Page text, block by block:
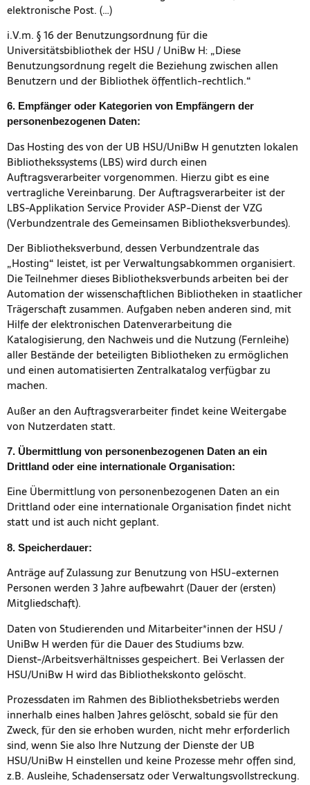
elektronische Post. (…)
i.V.m. § 16 der Benutzungsordnung für die
Universitätsbibliothek der HSU / UniBw H: „Diese
Benutzungsordnung regelt die Beziehung zwischen allen
Benutzern und der Bibliothek öffentlich-rechtlich.“
6. Empfänger oder Kategorien von Empfängern der
personenbezogenen Daten:
Das Hosting des von der UB HSU/UniBw H genutzten lokalen
Bibliothekssystems (LBS) wird durch einen
Auftragsverarbeiter vorgenommen. Hierzu gibt es eine
vertragliche Vereinbarung. Der Auftragsverarbeiter ist der
LBS-Applikation Service Provider ASP-Dienst der VZG
(Verbundzentrale des Gemein­samen Bibliotheksverbundes).
Der Bibliotheksverbund, dessen Verbundzentrale das
„Hosting“ leistet, ist per Verwal­tungsabkommen organisiert.
Die Teilnehmer dieses Bibliotheksverbunds arbeiten bei der
Automation der wissenschaftlichen Bibliotheken in staatlicher
Trägerschaft zusammen. Aufgaben neben anderen sind, mit
Hilfe der elektronischen Datenverarbeitung die
Katalogisierung, den Nachweis und die Nutzung (Fernleihe)
aller Bestände der beteiligten Bibliotheken zu ermöglichen
und einen automatisierten Zentralkatalog verfügbar zu
machen.
Außer an den Auftragsverarbeiter findet keine Weitergabe
von Nutzerdaten statt.
7. Übermittlung von personenbezogenen Daten an ein
Drittland oder eine internationale Organisation:
Eine Übermittlung von personenbezogenen Daten an ein
Drittland oder eine internationale Organisation findet nicht
statt und ist auch nicht geplant.
8. Speicherdauer:
Anträge auf Zulassung zur Benutzung von HSU-externen
Personen werden 3 Jahre aufbewahrt (Dauer der (ersten)
Mitgliedschaft).
Daten von Studierenden und Mitarbeiter*innen der HSU /
UniBw H werden für die Dauer des Studiums bzw.
Dienst-/Arbeitsverhältnisses gespeichert. Bei Verlassen der
HSU/UniBw H wird das Bibliothekskonto gelöscht.
Prozessdaten im Rahmen des Bibliotheksbetriebs werden
innerhalb eines halben Jahres gelöscht, sobald sie für den
Zweck, für den sie erhoben wurden, nicht mehr erforderlich
sind, wenn Sie also Ihre Nutzung der Dienste der UB
HSU/UniBw H einstellen und keine Prozesse mehr offen sind,
z.B. Ausleihe, Schadensersatz oder Verwaltungs­vollstreckung.